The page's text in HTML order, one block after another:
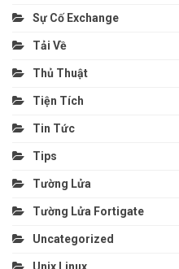
Sự Cố Exchange
Tải Về
Thủ Thuật
Tiện Tích
Tin Tức
Tips
Tường Lửa
Tường Lửa Fortigate
Uncategorized